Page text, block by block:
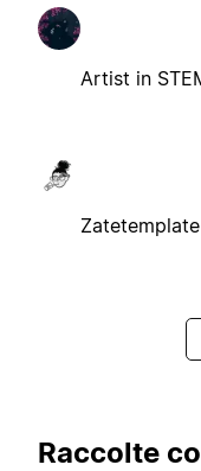
Artist in
Zatetemplate
Raccolte